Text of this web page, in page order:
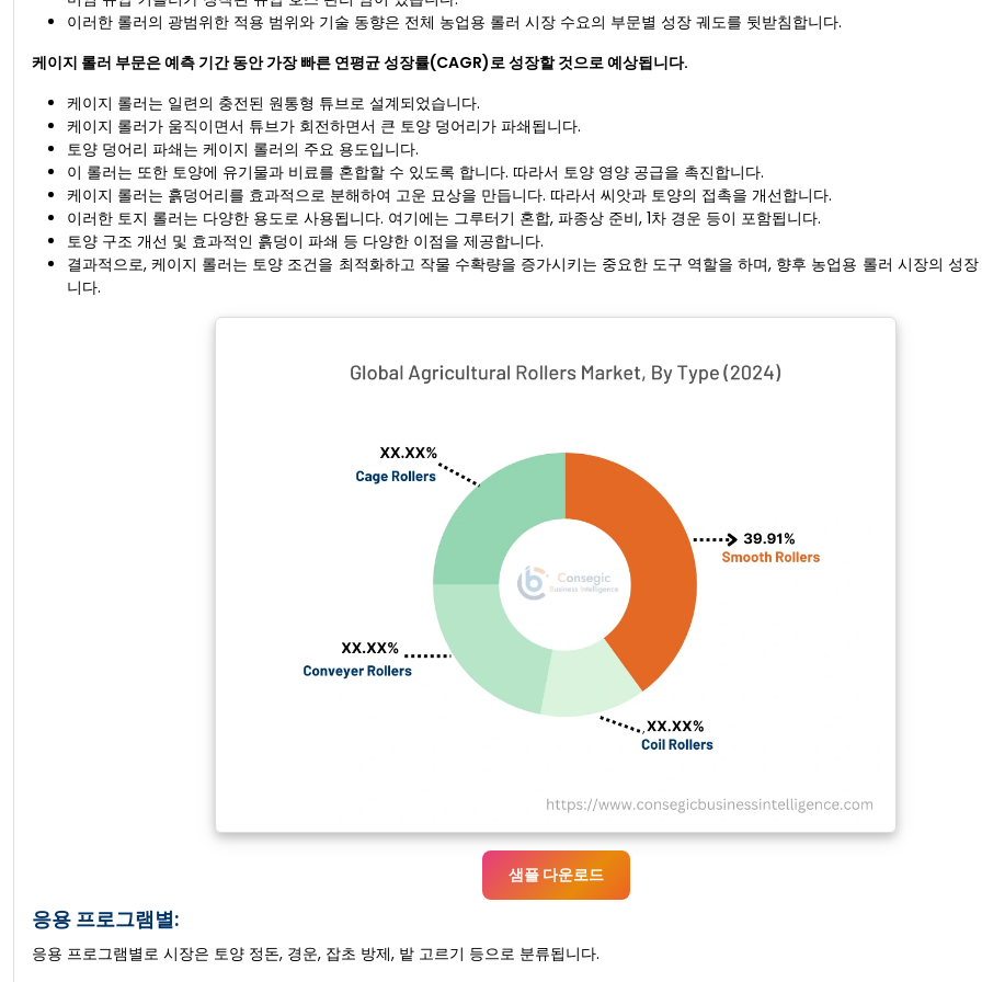
이러한 롤러의 광범위한 적용 범위와 기술 동향은 전체 농업용 롤러 시장 수요의 부문별 성장 궤도를 뒷받침합니다.
케이지 롤러 부문은 예측 기간 동안 가장 빠른 연평균 성장률(CAGR)로 성장할 것으로 예상됩니다.
케이지 ​​롤러는 일련의 충전된 원통형 튜브로 설계되었습니다.
케이지 ​​롤러가 움직이면서 튜브가 회전하면서 큰 토양 덩어리가 파쇄됩니다.
토양 덩어리 파쇄는 케이지 롤러의 주요 용도입니다.
이 롤러는 또한 토양에 유기물과 비료를 혼합할 수 있도록 합니다. 따라서 토양 영양 공급을 촉진합니다.
케이지 ​​롤러는 흙덩어리를 효과적으로 분해하여 고운 묘상을 만듭니다. 따라서 씨앗과 토양의 접촉을 개선합니다.
이러한 토지 롤러는 다양한 용도로 사용됩니다. 여기에는 그루터기 혼합, 파종상 준비, 1차 경운 등이 포함됩니다.
토양 구조 개선 및 효과적인 흙덩이 파쇄 등 다양한 이점을 제공합니다.
결과적으로, 케이지 롤러는 토양 조건을 최적화하고 작물 수확량을 증가시키는 중요한 도구 역할을 하며, 향후 농업용 롤러 시장의 성
니다.
샘플 다운로드
응용 프로그램별:
응용 프로그램별로 시장은 토양 정돈, 경운, 잡초 방제, 밭 고르기 등으로 분류됩니다.